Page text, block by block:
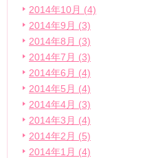
2014年10月 (4)
2014年9月 (3)
2014年8月 (3)
2014年7月 (3)
2014年6月 (4)
2014年5月 (4)
2014年4月 (3)
2014年3月 (4)
2014年2月 (5)
2014年1月 (4)